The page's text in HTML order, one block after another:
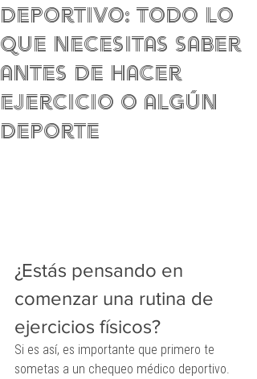
Deportivo: Todo lo
que necesitas saber
antes de hacer
ejercicio o algún
deporte
¿Estás pensando en
comenzar una rutina de
ejercicios físicos?
Si es así, es importante que primero te
sometas a un chequeo médico deportivo.